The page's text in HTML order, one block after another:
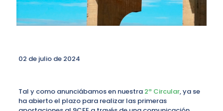
02 de julio de 2024
Tal y como anunciábamos en nuestra 2ª Circular, ya se
ha abierto el plazo para realizar las primeras